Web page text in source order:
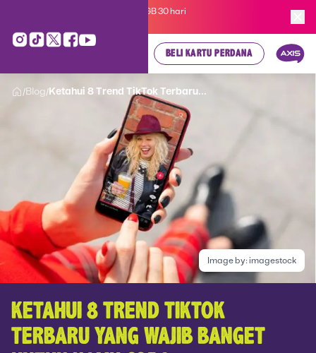
Kartu Perdana AXIS Suka-Suka 3GB 30 hari
BELI KARTU PERDANA
/Blog/ Ketahui 8 Trend TikTok Terbaru...
Image by: imagestock
KETAHUI 8 TREND TIKTOK
TERBARU YANG WAJIB BANGET